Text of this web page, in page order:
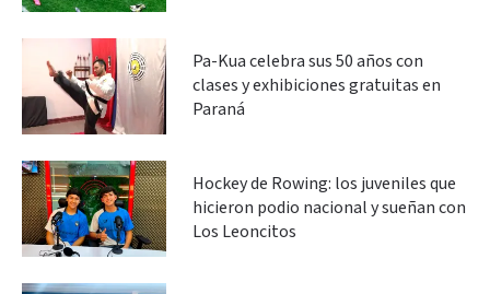
Pa-Kua celebra sus 50 años con
clases y exhibiciones gratuitas en
Paraná
Hockey de Rowing: los juveniles que
hicieron podio nacional y sueñan con
Los Leoncitos